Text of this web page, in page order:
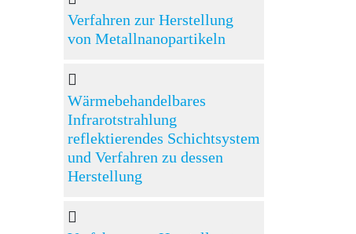
Verfahren zur Herstellung
von Metallnanopartikeln
Wärmebehandelbares
Infrarotstrahlung
reflektierendes Schichtsystem
und Verfahren zu dessen
Herstellung